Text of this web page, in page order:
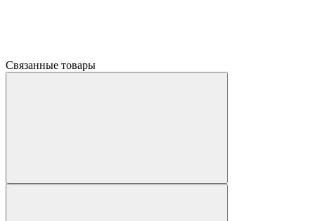
Связанные товары